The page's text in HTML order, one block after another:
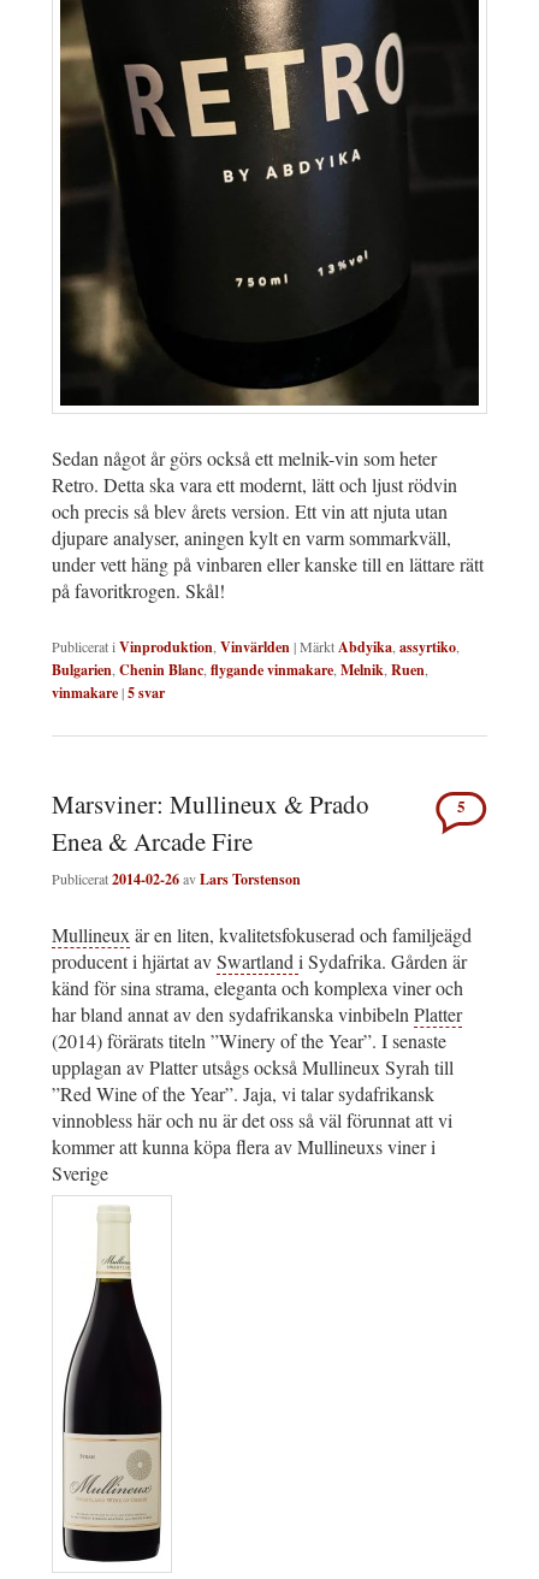
Sedan något år görs också ett melnik-vin som heter
Retro. Detta ska vara ett modernt, lätt och ljust rödvin
och precis så blev årets version. Ett vin att njuta utan
djupare analyser, aningen kylt en varm sommarkväll,
under vett häng på vinbaren eller kanske till en lättare rätt
på favoritkrogen. Skål!
Publicerat i Vinproduktion Vinvärlden|MärktAbdyika assyrtiko
Bulgarien Chenin Blanc flygande vinmakare Melnik Ruen
vinmakare|5svar
Marsviner: Mullineux & Prado
Enea & Arcade Fire
Publicerat2014-02-26avLars Torstenson
5
Mullineuxär en liten, kvalitetsfokuserad och familjeägd
producent i hjärtat avSwartlandi Sydafrika. Gården är
känd för sina strama, eleganta och komplexa viner och
har bland annat av den sydafrikanska vinbibelnPlatter
(2014) förärats titeln ”Winery of the Year”. I senaste
upplagan av Platter utsågs också Mullineux Syrah till
”Red Wine of the Year”. Jaja, vi talar sydafrikansk
vinnobless här och nu är det oss så väl förunnat att vi
kommer att kunna köpa flera av Mullineuxs viner i
Sverige